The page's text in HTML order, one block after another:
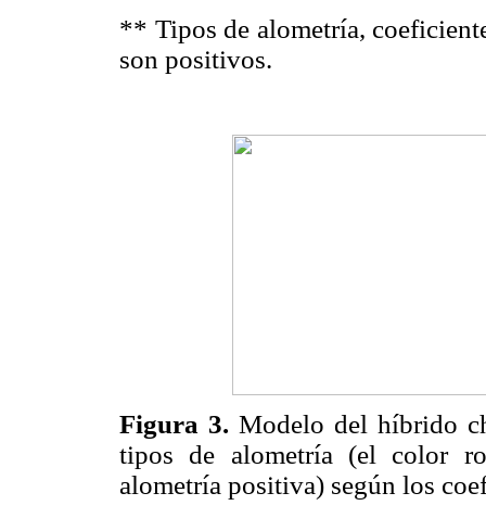
** Tipos de alometría,
son positivos.
Figura 3.Modelo del híbrido
tipos de alometría (el color
alometría positiva) según los